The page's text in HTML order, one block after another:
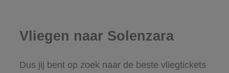
Vliegen naar Solenzara
Dus jij bent op zoek naar de beste vliegtickets